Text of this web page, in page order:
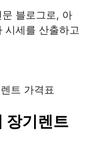
블로그로, 아
시세를 산출하고
트 가격표
장기렌트